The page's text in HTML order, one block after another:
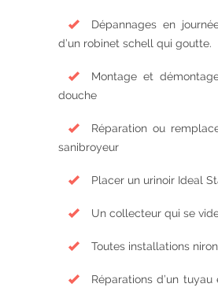
Dépannages en
d’un robinet schell qui goutte.
Montage et
douche
Réparation ou
sanibroyeur
Placer un urinoir Ideal
Un collecteur qui se
Toutes installations niron
Réparations d’un